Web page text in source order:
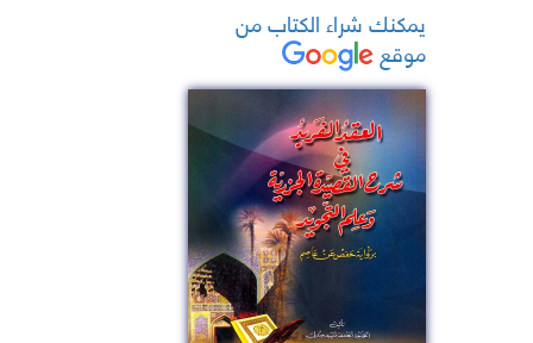
يمكنك شراء الكتاب من
موقع